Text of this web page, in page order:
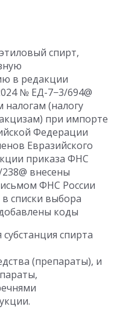
спирт,
в редакции
№ ЕД-7−3/694@
(налогу
при импорте
Федерации
Евразийского
приказа ФНС
внесены
ФНС России
списки выбора
коды
спирта
(препараты), и